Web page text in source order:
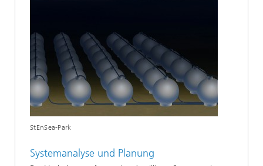
StEnSea-Park
Systemanalyse und Planung